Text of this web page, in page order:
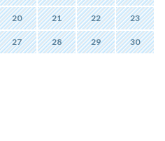
20 21 22 23
27 28 29 30